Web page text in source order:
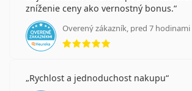
zníženie ceny ako vernostný bonus.
Overený zákazník, pred 7 hodinami
hodnotenie 5 z 5
Rychlost a jednoduchost nakupu